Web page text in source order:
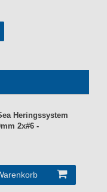
Heringssystem
2x#6 -